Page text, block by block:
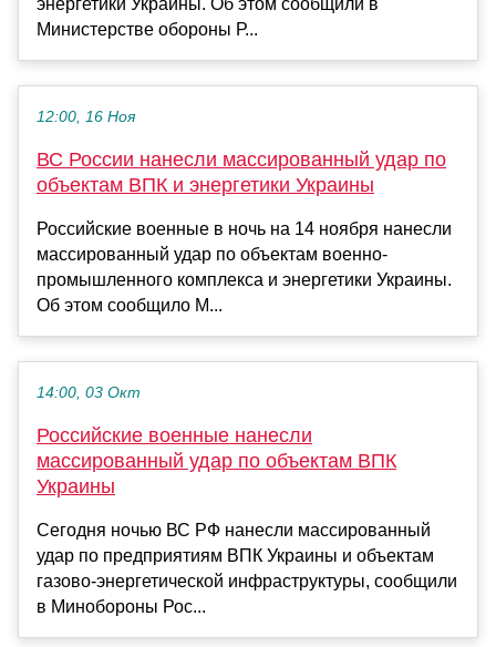
Министерстве обороны Р...
12:00, 16 Ноя
ВС России нанесли массированный удар по
объектам ВПК и энергетики Украины
Российские военные в ночь на 14 ноября нанесли
массированный удар по объектам военно-
промышленного комплекса и энергетики Украины.
Об этом сообщило М...
14:00, 03 Окт
Российские военные нанесли
массированный удар по объектам ВПК
Украины
Сегодня ночью ВС РФ нанесли массированный
удар по предприятиям ВПК Украины и объектам
газово-энергетической инфраструктуры, сообщили
в Минобороны Рос...